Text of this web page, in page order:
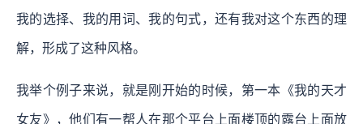
我的选择、我的用词、我的句式，还有我对这个东西的理
解，形成了这种风格。
我举个例子来说，就是刚开始的时候，第一本《我的天才
女友》，他们有一帮人在那个平台上面楼顶的露台上面放